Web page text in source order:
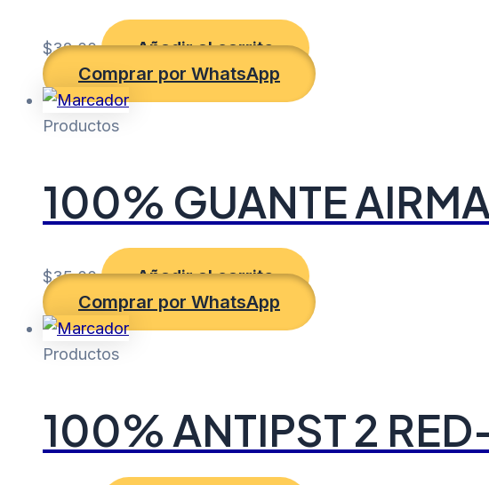
$32.00
Añadir al carrito
Comprar por WhatsApp
Productos
100% GUANTE
$35.00
Añadir al carrito
Comprar por WhatsApp
Productos
100% ANTIPST 2